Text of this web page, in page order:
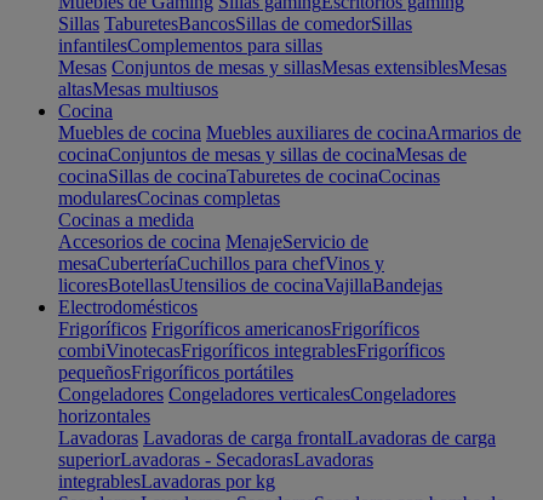
Sillas TaburetesBancosSillas de comedorSillas
infantilesComplementos para sillas
Mesas Conjuntos de mesas y sillasMesas extensiblesMesas
altasMesas multiusos
Cocina
Muebles de cocina Muebles auxiliares de cocinaArmarios de
cocinaConjuntos de mesas y sillas de cocinaMesas de
cocinaSillas de cocinaTaburetes de cocinaCocinas
modularesCocinas completas
Cocinas a medida
Accesorios de cocina MenajeServicio de
mesaCuberteríaCuchillos para chefVinos y
licoresBotellasUtensilios de cocinaVajillaBandejas
Electrodomésticos
Frigoríficos Frigoríficos americanosFrigoríficos
combiVinotecasFrigoríficos integrablesFrigoríficos
pequeñosFrigoríficos portátiles
Congeladores Congeladores verticalesCongeladores
horizontales
Lavadoras Lavadoras de carga frontalLavadoras de carga
superiorLavadoras - SecadorasLavadoras
integrablesLavadoras por kg